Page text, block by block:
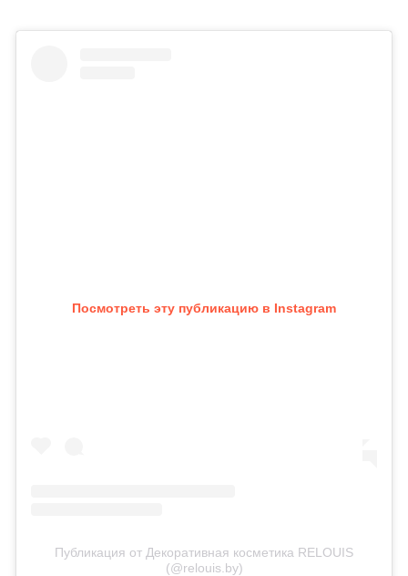
Посмотреть эту публикацию в Instagram
Публикация от Декоративная косметика RELOUIS
(@relouis.by)